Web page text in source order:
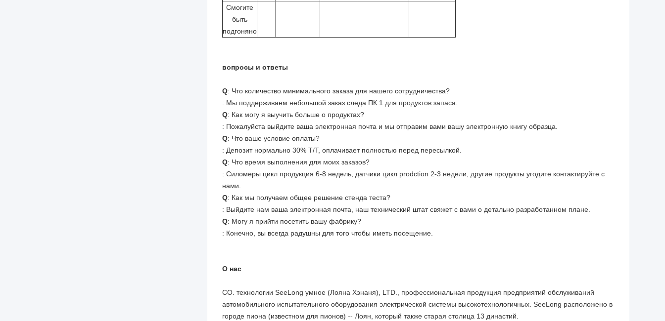
Смогите
быть
подгоняно
вопросы и ответы
Q: Что количество минимального заказа для нашего сотрудничества?
: Мы поддерживаем небольшой заказ следа ПК 1 для продуктов запаса.
Q: Как могу я выучить больше о продуктах?
: Пожалуйста выйдите ваша электронная почта и мы отправим вами вашу электронную книгу образца.
Q: Что ваше условие оплаты?
: Депозит нормально 30% T/T, оплачивает полностью перед пересылкой.
Q: Что время выполнения для моих заказов?
: Силомеры цикл продукция 6-8 недель, датчики цикл prodction 2-3 недели, другие продукты угодите контактируйте с
нами.
Q: Как мы получаем общее решение стенда теста?
: Выйдите нам ваша электронная почта, наш технический штат свяжет с вами о детально разработанном плане.
Q: Могу я прийти посетить вашу фабрику?
: Конечно, вы всегда радушны для того чтобы иметь посещение.
О нас
CO. технологии SeeLong умное (Лояна Хэнаня), LTD., профессиональная продукция предприятий обслуживаний
автомобильного испытательного оборудования электрической системы высокотехнологичных. SeeLong расположено в
городе пиона (известном для пионов) -- Лоян, который также старая столица 13 династий.